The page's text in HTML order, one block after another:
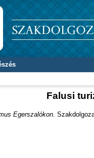
Falusi
Egerszalókon.